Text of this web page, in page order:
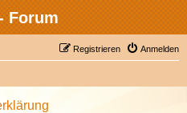
Forum
Anmelden
Registrieren